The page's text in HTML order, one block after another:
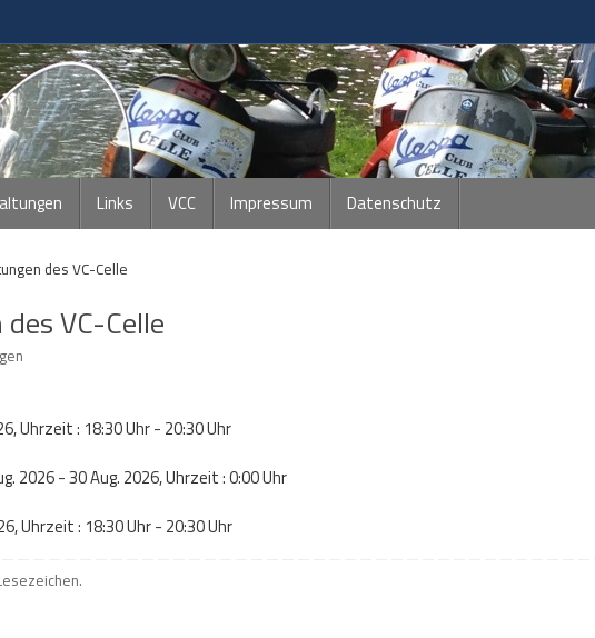
Links VCC Impressum Datenschutz
des VC-Celle
VC-Celle
Uhrzeit : 18:30 Uhr - 20:30 Uhr
2026 - 30 Aug. 2026, Uhrzeit : 0:00 Uhr
Uhrzeit : 18:30 Uhr - 20:30 Uhr
.